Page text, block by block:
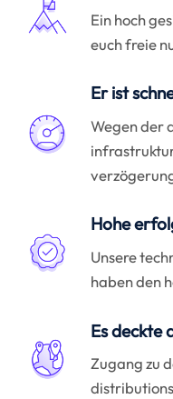
Ein hoch
euch freie
Er ist
Wegen der
Hohe
Unsere
haben den
Es deckte
Zugang zu